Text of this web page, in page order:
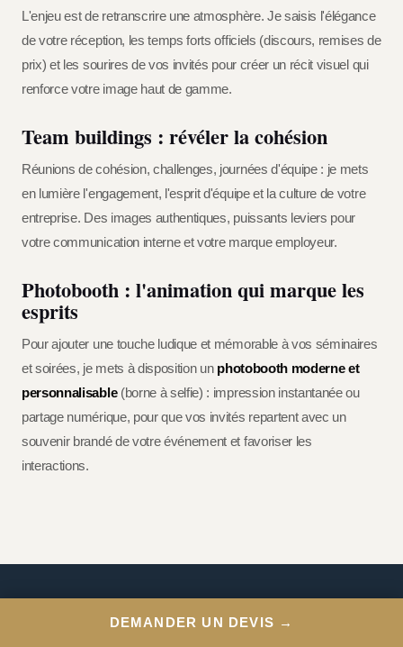
L'enjeu est de retranscrire une atmosphère. Je saisis l'élégance
de votre réception, les temps forts officiels (discours, remises de
prix) et les sourires de vos invités pour créer un récit visuel qui
renforce votre image haut de gamme.
Team buildings : révéler la cohésion
Réunions de cohésion, challenges, journées d'équipe : je mets
en lumière l'engagement, l'esprit d'équipe et la culture de votre
entreprise. Des images authentiques, puissants leviers pour
votre communication interne et votre marque employeur.
Photobooth : l'animation qui marque les
esprits
Pour ajouter une touche ludique et mémorable à vos séminaires
et soirées, je mets à disposition un photobooth moderne et
personnalisable(borne à selfie) : impression instantanée ou
partage numérique, pour que vos invités repartent avec un
souvenir brandé de votre événement et favoriser les
interactions.
DEMANDER UN DEVIS →